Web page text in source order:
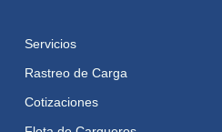
Servicios
Rastreo de Carga
Cotizaciones